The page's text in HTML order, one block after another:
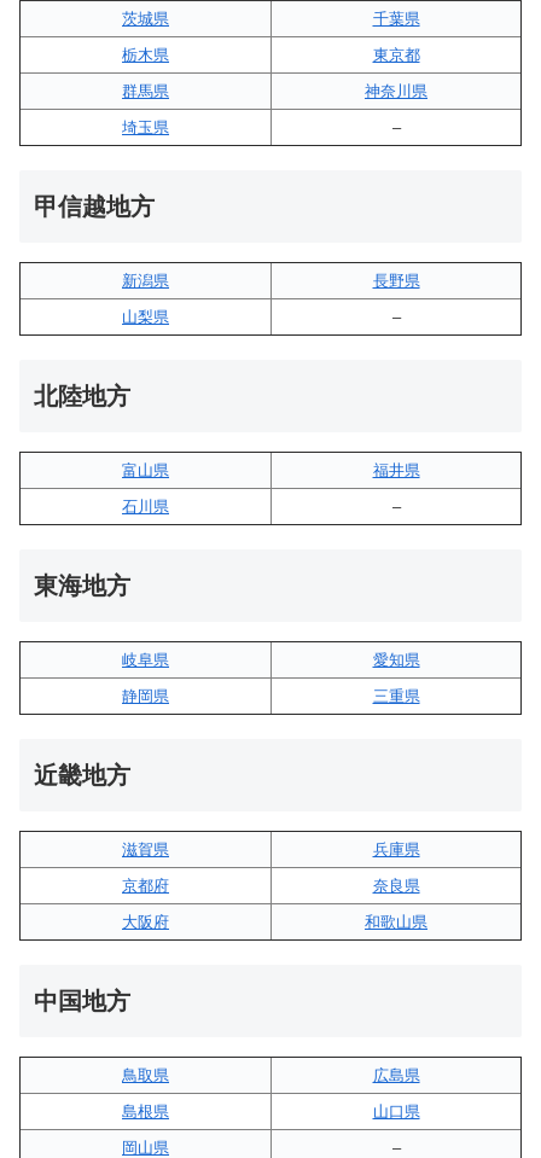
茨城県
千葉県
栃木県
東京都
群馬県
神奈川県
埼玉県
–
甲信越地方
新潟県
長野県
山梨県
–
北陸地方
富山県
福井県
石川県
–
東海地方
岐阜県
愛知県
静岡県
三重県
近畿地方
滋賀県
兵庫県
京都府
奈良県
大阪府
和歌山県
中国地方
鳥取県
広島県
島根県
山口県
岡山県
–